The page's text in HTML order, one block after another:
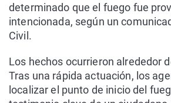
determinado que el fuego fue
intencionada, según un
Civil.
Los hechos ocurrieron alrededor
Tras una rápida actuación, los
localizar el punto de inicio del